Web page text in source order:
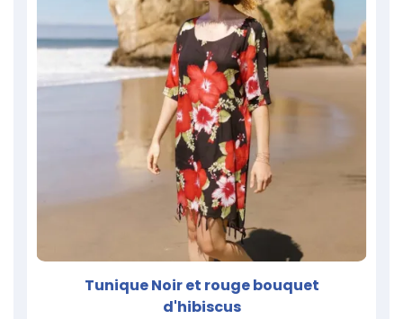
Tunique Noir et rouge bouquet
d'hibiscus